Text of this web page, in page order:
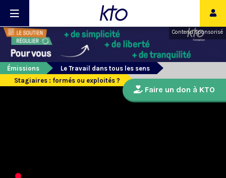
Contenu sponsorisé
Émissions
Le Travail dans tous les sens
Stagiaires : formés ou exploités ?
Faire un don à KTO